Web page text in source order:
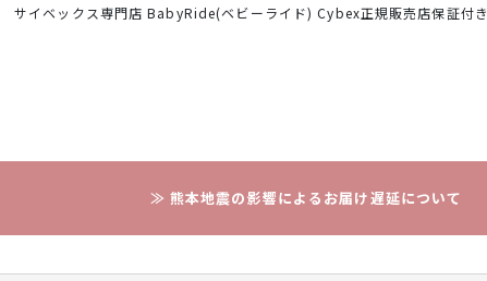
サイベックス専門店 BabyRide(ベビーライド) Cybex正規販売店保証付き
≫ 熊本地震の影響によるお届け遅延について